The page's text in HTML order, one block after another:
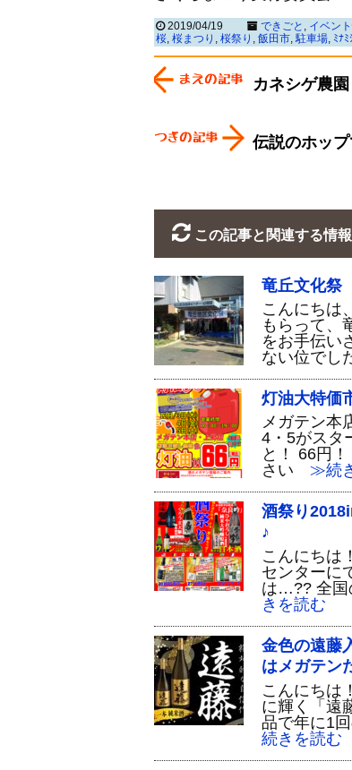
2019/04/19 できごと , イベン
桜, 桜まつり , 桜祭り , 飯田市,駐車場, ﾐﾅﾐ
カネシゲ農
伝説のホッ
この記事と関連する情報
竜丘文化祭
こんにちは
もらって、
をお手伝い
ない位でし
灯油大特価
メガテン本
4・5がスタ
と！ 66円
さい ≫続
酒祭り
♪
こんにちは
センターに
は…?? 全国
きを読む
金色の遠藤
はメガテン
こんにちは
に輝く「遠
品で年に1
続きを読む